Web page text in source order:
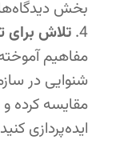
بخش
تلاش
مفاهیم
شنوایی در
مقایسه کرده و
ایده‌پردازی